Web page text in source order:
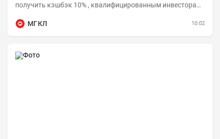
получить кэшбэк 10% , квалифицированным инвесторам
МГКЛ
10:02